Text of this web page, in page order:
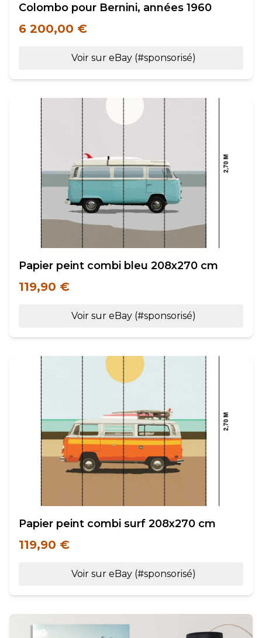
Colombo pour Bernini, années 1960
6 200,00 €
Voir sur eBay (#sponsorisé)
Papier peint combi bleu 208x270 cm
119,90 €
Voir sur eBay (#sponsorisé)
Papier peint combi surf 208x270 cm
119,90 €
Voir sur eBay (#sponsorisé)